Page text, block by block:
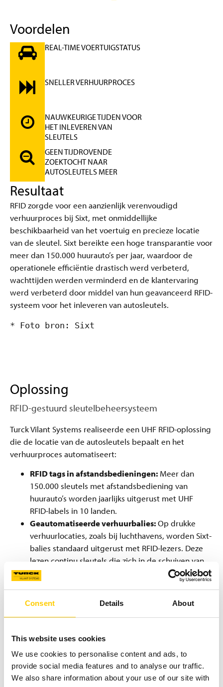
Consent Details About
This website uses cookies
We use cookies to personalise content and ads, to
provide social media features and to analyse our traffic.
We also share information about your use of our site with
Voordelen
REAL-TIME VOERTUIGSTATUS
SNELLER VERHUURPROCES
NAUWKEURIGE TIJDEN VOOR
HET INLEVEREN VAN
SLEUTELS
GEEN TIJDROVENDE
ZOEKTOCHT NAAR
AUTOSLEUTELS MEER
Resultaat
RFID zorgde voor een aanzienlijk verenvoudigd
verhuurproces bij Sixt, met onmiddellijke
beschikbaarheid van het voertuig en precieze locatie
van de sleutel. Sixt bereikte een hoge transparantie voor
meer dan 150.000 huurauto’s per jaar, waardoor de
operationele efficiëntie drastisch werd verbeterd,
wachttijden werden verminderd en de klantervaring
werd verbeterd door middel van hun geavanceerd RFID-
systeem voor het inleveren van autosleutels.
* Foto bron: Sixt
Oplossing
RFID-gestuurd sleutelbeheersysteem
Turck Vilant Systems realiseerde een UHF RFID-oplossing
die de locatie van de autosleutels bepaalt en het
verhuurproces automatiseert:
RFID tags in afstandsbedieningen: Meer dan
150.000 sleutels met afstandsbediening van
huurauto’s worden jaarlijks uitgerust met UHF
RFID-labels in 10 landen.
Geautomatiseerde verhuurbalies:Op drukke
verhuurlocaties, zoals bij luchthavens, worden Sixt-
balies standaard uitgerust met RFID-lezers. Deze
lezen continu sleutels die zich in de schuiven van
de balies bevinden, waardoor de medewerkers
steeds in real-time weten welke auto’s beschikbaar
kluizen, waarin sleutels worden teruggegeven, zijn
Hierdoor wordt op onbemande stations of ’s
nachts de exacte teruggavetijd van elke sleutel